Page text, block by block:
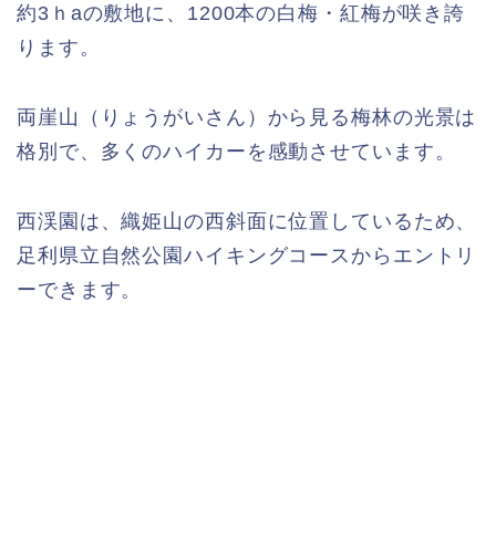
約3ｈaの敷地に、1200本の白梅・紅梅が咲き誇
ります。
両崖山（りょうがいさん）から見る梅林の光景は
格別で、多くのハイカーを感動させています。
西渓園は、織姫山の西斜面に位置しているため、
足利県立自然公園ハイキングコースからエントリ
ーできます。